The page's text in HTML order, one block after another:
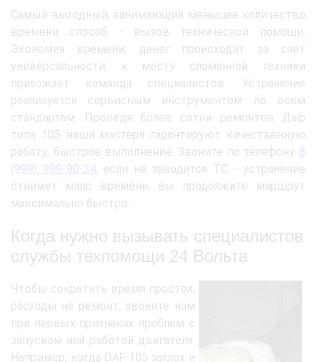
Самый выгодный, занимающий меньшее количество
времени способ - вызов технической помощи.
Экономия времени, денег происходит за счет
универсальности: к месту сломанной техники
приезжает команда специалистов. Устранение
реализуется сервисным инструментом по всем
стандартам. Проведя более сотни ремонтов Даф
типа 105 наши мастера гарантируют качественную
работу, быстрое выполнение. Звоните по телефону 8
(999) 999-90-24, если не заводится ТС - устранение
отнимет мало времени, вы продолжите маршрут
максимально быстро.
Когда нужно вызывать специалистов
службы техпомощи 24 Вольта
Чтобы сократить время простоя,
расходы на ремонт, звоните нам
при первых признаках проблем с
запуском или работой двигателя.
Например, когда DAF 105 заглох и